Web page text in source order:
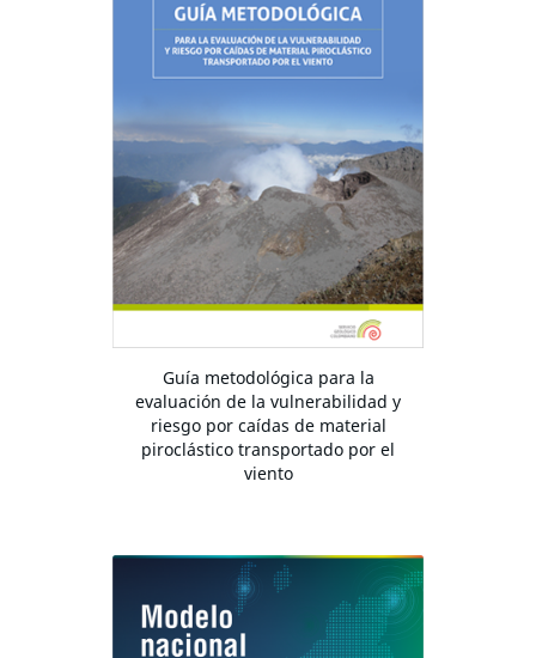
Guía metodológica para la
evaluación de la vulnerabilidad y
riesgo por caídas de material
piroclástico transportado por el
viento